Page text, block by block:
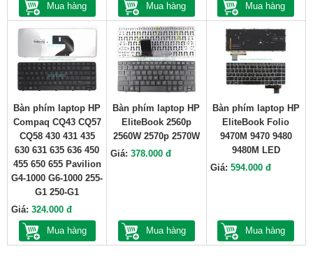
Mua hàng
Mua hàng
Mua hàng
Bàn phím laptop HP
Compaq CQ43 CQ57
CQ58 430 431 435
630 631 635 636 450
455 650 655 Pavilion
G4-1000 G6-1000 255-
G1 250-G1
Giá: 324.000 đ
Mua hàng
Bàn phím laptop HP
EliteBook 2560p
2560W 2570p 2570W
Giá:378.000 đ
Mua hàng
Bàn phím laptop HP
EliteBook Folio
9470M 9470 9480
9480M LED
Giá: 594.000 đ
Mua hàng